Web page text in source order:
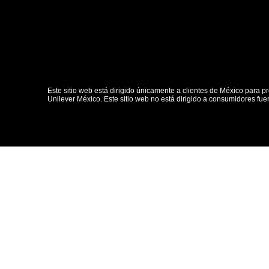
Este sitio web está dirigido únicamente a clientes de México para
Unilever México. Este sitio web no está dirigido a consumidores